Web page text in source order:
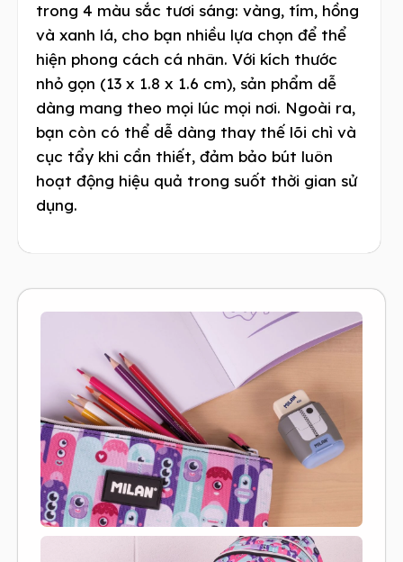
trong 4 màu sắc tươi sáng: vàng, tím, hồng
và xanh lá, cho bạn nhiều lựa chọn để thể
hiện phong cách cá nhân. Với kích thước
nhỏ gọn (13 x 1.8 x 1.6 cm), sản phẩm dễ
dàng mang theo mọi lúc mọi nơi. Ngoài ra,
bạn còn có thể dễ dàng thay thế lõi chì và
cục tẩy khi cần thiết, đảm bảo bút luôn
hoạt động hiệu quả trong suốt thời gian sử
dụng.